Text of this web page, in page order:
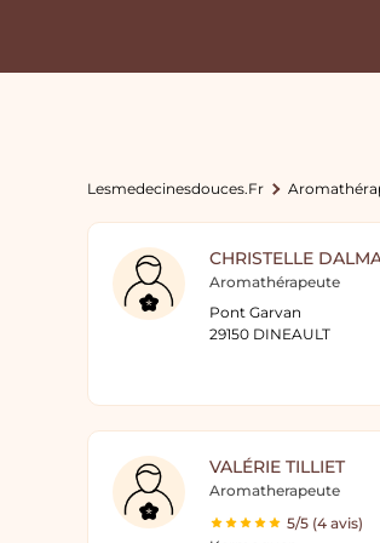
Lesmedecinesdouces.fr
CHRISTELLE
Aromathérapeute
Pont Garvan
29150 DINEAULT
VALÉRIE TILLIET
Aromatherapeute
5/5 (4 avis)